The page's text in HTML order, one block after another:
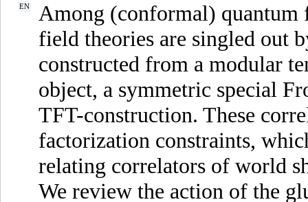
EN
Among (conformal)
field theories are singled out
constructed from a modular
object, a symmetric special
TFT-construction. These
factorization constraints,
relating correlators of world
We review the action of the